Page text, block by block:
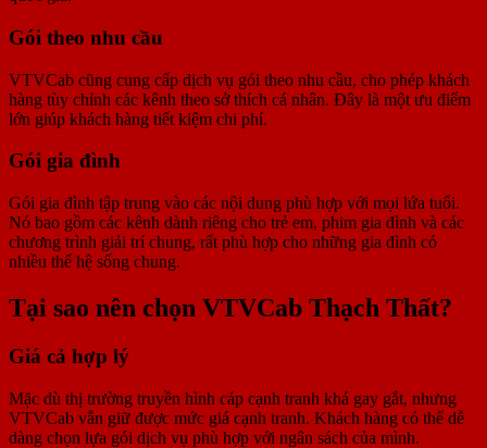
Gói theo nhu cầu
VTVCab cũng cung cấp dịch vụ gói theo nhu cầu, cho phép khách
hàng tùy chỉnh các kênh theo sở thích cá nhân. Đây là một ưu điểm
lớn giúp khách hàng tiết kiệm chi phí.
Gói gia đình
Gói gia đình tập trung vào các nội dung phù hợp với mọi lứa tuổi.
Nó bao gồm các kênh dành riêng cho trẻ em, phim gia đình và các
chương trình giải trí chung, rất phù hợp cho những gia đình có
nhiều thế hệ sống chung.
Tại sao nên chọn VTVCab Thạch Thất?
Giá cả hợp lý
Mặc dù thị trường truyền hình cáp cạnh tranh khá gay gắt, nhưng
VTVCab vẫn giữ được mức giá cạnh tranh. Khách hàng có thể dễ
dàng chọn lựa gói dịch vụ phù hợp với ngân sách của mình.